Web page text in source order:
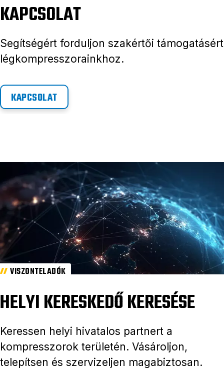
KAPCSOLAT
Segítségért forduljon szakértői támogatásért
légkompresszorainkhoz.
KAPCSOLAT
VISZONTELADÓK
HELYI KERESKEDŐ KERESÉSE
Keressen helyi hivatalos partnert a
kompresszorok területén. Vásároljon,
telepítsen és szervizeljen magabiztosan.